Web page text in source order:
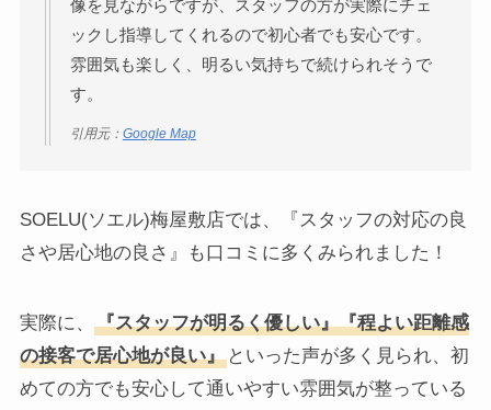
像を見ながらですが、スタッフの方が実際にチェ
ックし指導してくれるので初心者でも安心です。
雰囲気も楽しく、明るい気持ちで続けられそうで
す。
引用元： Google Map
SOELU(ソエル)梅屋敷店では、『スタッフの対応の良
さや居心地の良さ』も口コミに多くみられました！
実際に、
『スタッフが明るく優しい』『程よい距離感
の接客で居心地が良い』といった声が多く見られ、初
めての方でも安心して通いやすい雰囲気が整っている